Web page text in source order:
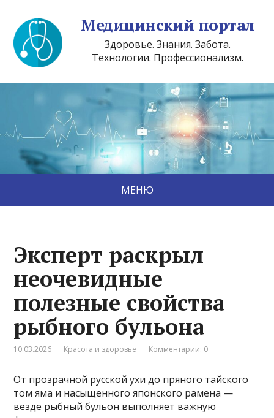
Медицинский портал
Здоровье. Знания. Забота.
Технологии. Профессионализм.
МЕНЮ
Эксперт раскрыл
неочевидные
полезные свойства
рыбного бульона
10.03.2026 Красота и здоровье Комментарии: 0
От прозрачной русской ухи до пряного тайского
том яма и насыщенного японского рамена —
везде рыбный бульон выполняет важную